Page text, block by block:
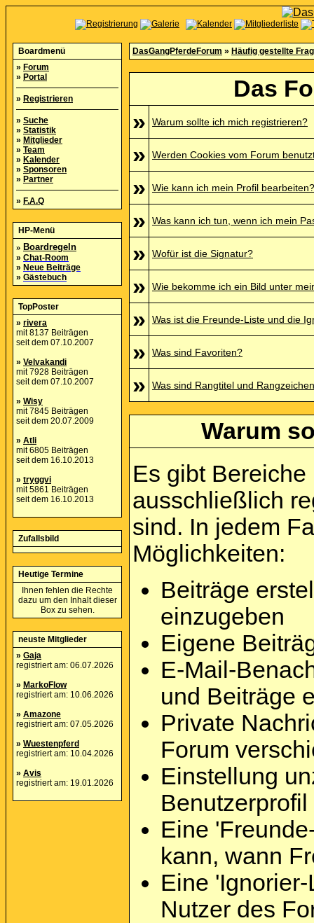
Boardmenü
» Forum
» Portal
» Registrieren
» Suche
» Statistik
» Mitglieder
» Team
» Kalender
» Sponsoren
» Partner
» F.A.Q
HP-Menü
» Boardregeln
» Chat-Room
» Neue Beiträge
» Gästebuch
TopPoster
» rivera
mit 8137 Beiträgen
seit dem 07.10.2007
» Velvakandi
mit 7928 Beiträgen
seit dem 07.10.2007
» Wisy
mit 7845 Beiträgen
seit dem 20.07.2009
» Atli
mit 6805 Beiträgen
seit dem 16.10.2013
» tryggvi
mit 5861 Beiträgen
seit dem 16.10.2013
Zufallsbild
Heutige Termine
Ihnen fehlen die Rechte
dazu um den Inhalt dieser
Box zu sehen.
neuste Mitglieder
» Gaja
registriert am: 06.07.2026
» MarkoFlow
registriert am: 10.06.2026
» Amazone
registriert am: 07.05.2026
» Wuestenpferd
registriert am: 10.04.2026
» Avis
registriert am: 19.01.2026
DasGangPferdeForum » Häufig gestellte
Das
»
Warum sollte ich mich registrieren?
» Werden Cookies vom Forum
» Wie kann ich mein Profil bearbeiten?
» Was kann ich tun, wenn ich mein
» Wofür ist die Signatur?
» Wie bekomme ich ein Bild unter
» Was ist die Freunde-Liste und die
» Was sind Favoriten?
» Was sind Rangtitel und
Warum
Es gibt
ausschließlich
sind. In jedem
Möglichkeiten:
Beiträge
einzugeben
Eigene
E-Mail-
und Beiträge
Private
Forum
Einstellung
Benutzerprofil
Eine
kann, wann
Eine
Nutzer des